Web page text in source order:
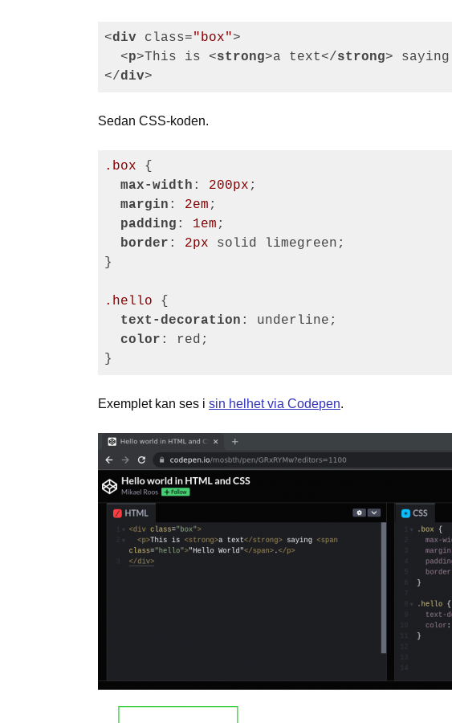
<div class="box">
<p>This is <strong>a text</strong> saying
</div>
Sedan CSS-koden.
.box {
max-width : 200px ;
margin : 2em ;
padding : 1em ;
border : 2px solid limegreen;
}
.hello {
text-decoration : underline;
color : red;
Exemplet kan ses isin helhet via Codepen.